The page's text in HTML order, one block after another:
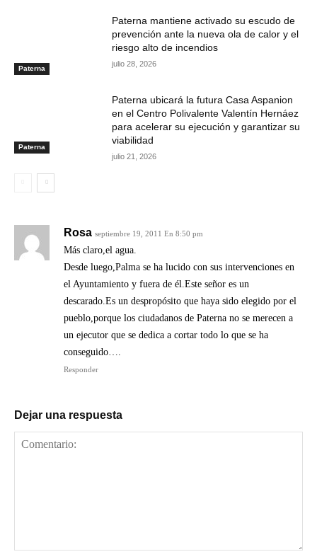
Paterna
Paterna mantiene activado su escudo de
prevención ante la nueva ola de calor y el
riesgo alto de incendios
julio 28, 2026
Paterna
Paterna ubicará la futura Casa Aspanion
en el Centro Polivalente Valentín Hernáez
para acelerar su ejecución y garantizar su
viabilidad
julio 21, 2026
Rosa septiembre 19, 2011 En 8:50 pm
Más claro,el agua.
Desde luego,Palma se ha lucido con sus intervenciones en
el Ayuntamiento y fuera de él.Este señor es un
descarado.Es un despropósito que haya sido elegido por el
pueblo,porque los ciudadanos de Paterna no se merecen a
un ejecutor que se dedica a cortar todo lo que se ha
conseguido….
Responder
Dejar una respuesta